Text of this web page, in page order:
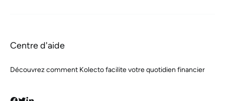
Centre d'aide
Découvrez comment Kolecto facilite votre quotidien financier